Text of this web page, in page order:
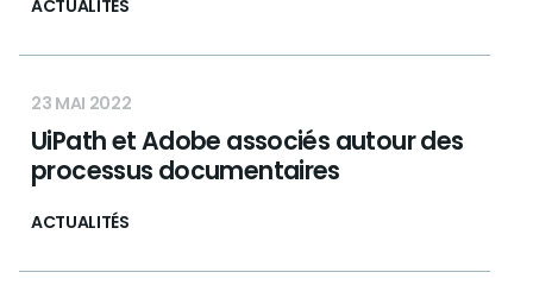
ACTUALITÉS
23 MAI 2022
UiPath et Adobe associés autour des
processus documentaires
ACTUALITÉS